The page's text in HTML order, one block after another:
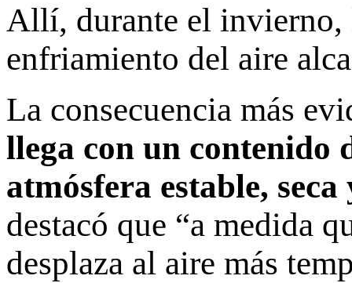
Allí, durante el invierno,
enfriamiento del aire
La consecuencia más
llega con un contenido
atmósfera estable, seca
destacó que “a medida
desplaza al aire más